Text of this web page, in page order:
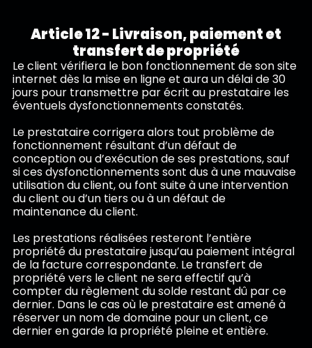
Article 12 - Livraison, paiement et
transfert de propriété
Le client vérifiera le bon fonctionnement de son site
internet dès la mise en ligne et aura un délai de 30
jours pour transmettre par écrit au prestataire les
éventuels dysfonctionnements constatés.
Le prestataire corrigera alors tout problème de
fonctionnement résultant d’un défaut de
conception ou d’exécution de ses prestations, sauf
si ces dysfonctionnements sont dus à une mauvaise
utilisation du client, ou font suite à une intervention
du client ou d’un tiers ou à un défaut de
maintenance du client.
Les prestations réalisées resteront l’entière
propriété du prestataire jusqu’au paiement intégral
de la facture correspondante. Le transfert de
propriété vers le client ne sera effectif qu’à
compter du règlement du solde restant dû par ce
dernier. Dans le cas où le prestataire est amené à
réserver un nom de domaine pour un client, ce
dernier en garde la propriété pleine et entière.